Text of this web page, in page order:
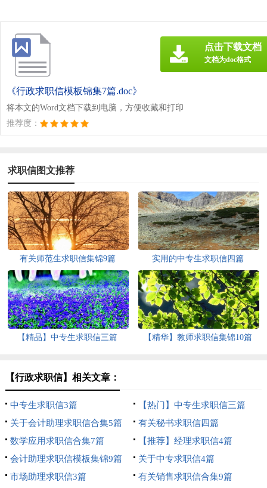
《行政求职信模板锦集7篇.doc》
将本文的Word文档下载到电脑，方便收藏和打印
推荐度：
点击下载文档
文档为doc格式
求职信图文推荐
有关师范生求职信集锦9篇 实用的中专生求职信四篇
【精品】中专生求职信三篇 【精华】教师求职信集锦10篇
【行政求职信】相关文章：
中专生求职信3篇
【热门】中专生求职信三篇
关于会计助理求职信合集5篇
有关秘书求职信四篇
数学应用求职信合集7篇
【推荐】经理求职信4篇
会计助理求职信模板集锦9篇
关于中专求职信4篇
市场助理求职信3篇
有关销售求职信合集9篇